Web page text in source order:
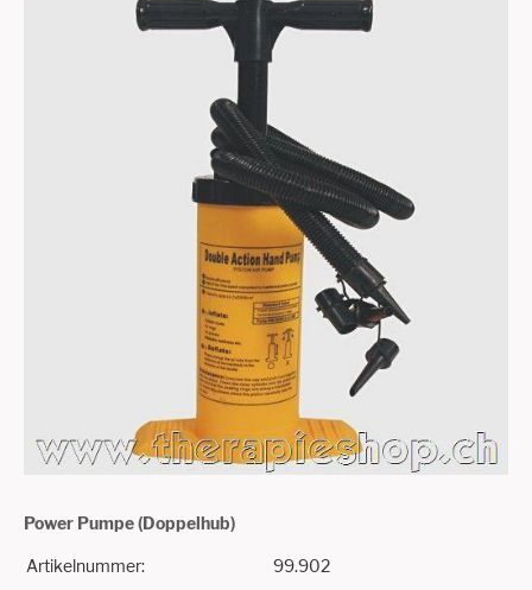
Power Pumpe (Doppelhub)
Artikelnummer: 99.902